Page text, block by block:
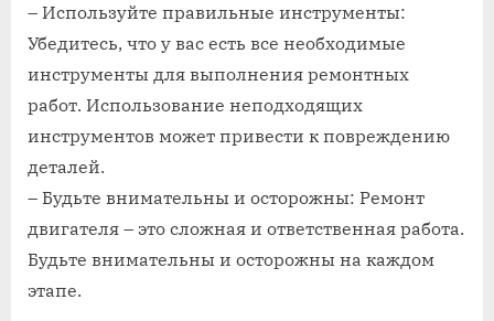
– Используйте правильные инструменты:
Убедитесь, что у вас есть все необходимые
инструменты для выполнения ремонтных
работ. Использование неподходящих
инструментов может привести к повреждению
деталей.
– Будьте внимательны и осторожны: Ремонт
двигателя – это сложная и ответственная работа.
Будьте внимательны и осторожны на каждом
этапе.